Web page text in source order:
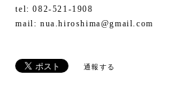
tel: 082-521-1908
mail: nua.hiroshima@gmail.com
通報する